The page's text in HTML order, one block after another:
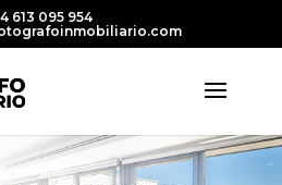
613 095 954